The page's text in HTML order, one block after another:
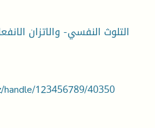
التلوث النفسي- والاتزان
123456789/40350